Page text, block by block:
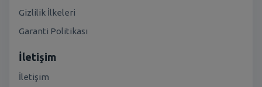
Gizlilik İlkeleri
Garanti Politikası
İletişim
İletişim